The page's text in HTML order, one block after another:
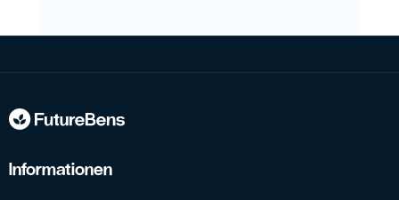
Informationen